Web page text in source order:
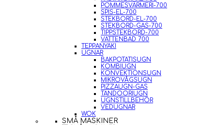
POMMESVÄRMERI-700
SPIS-EL-700
STEKBORD-EL-700
STEKBORD-GAS-700
TIPPSTEKBORD-700
VATTENBAD 700
TEPPANYAKI
UGNAR
BAKPOTATISUGN
KOMBIUGN
KONVEKTIONSUGN
MIKROVÅGSUGN
PIZZAUGN-GAS
TANDOORIUGN
UGNSTILLBEHÖR
VEDUGNAR
WOK
SMÅ MASKINER